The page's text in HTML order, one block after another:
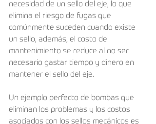
necesidad de un sello del eje, lo que
elimina el riesgo de fugas que
comúnmente suceden cuando existe
un sello, además, el costo de
mantenimiento se reduce al no ser
necesario gastar tiempo y dinero en
mantener el sello del eje.
Un ejemplo perfecto de bombas que
eliminan los problemas y los costos
asociados con los sellos mecánicos es